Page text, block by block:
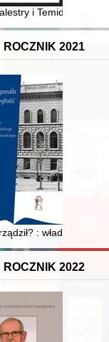
II University in
i Temidy w
ROCZNIK 2021
w I połowie XIX
: władze
ROCZNIK 2022